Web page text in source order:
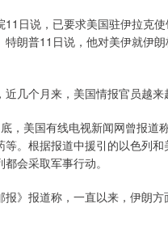
日说，已要求美国驻伊拉克使
特朗普11日说，他对美伊就伊
个月来，美国情报官员越来
美国有线电视新闻网曾报道
等。根据报道中援引的以色列
会采取军事行动。
报道称，一直以来，伊朗方